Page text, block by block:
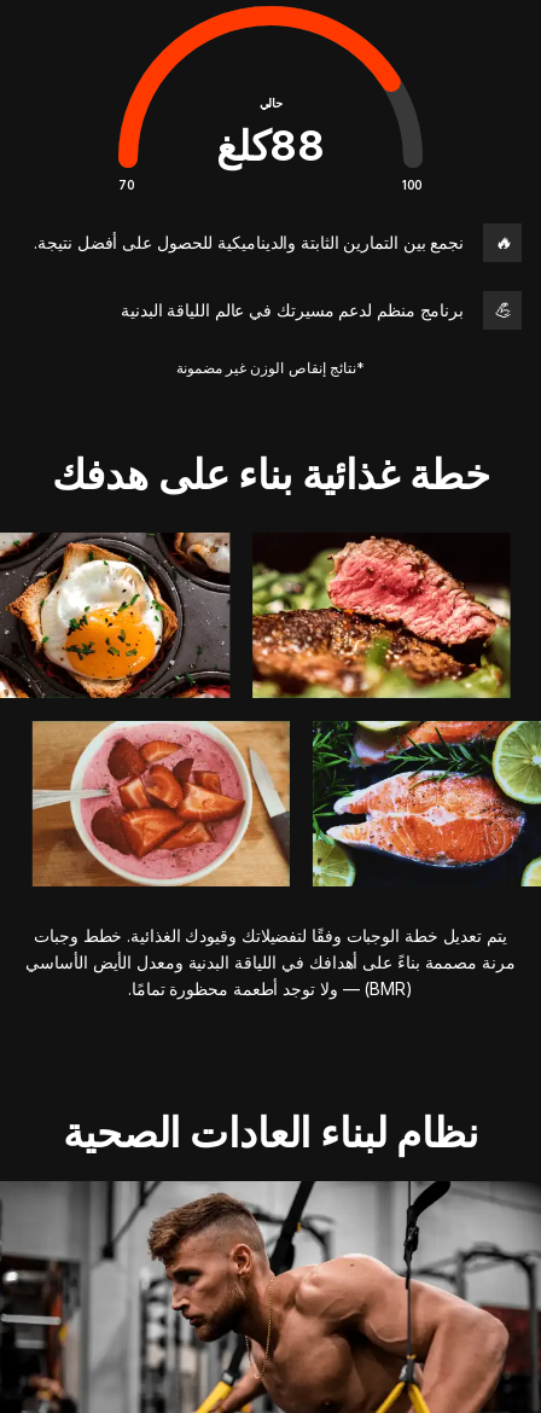
حالي
88كلغ
100
70
🔥 نجمع بين التمارين الثابتة والديناميكية للحصول على أفضل نتيجة.
💪 برنامج منظم لدعم مسيرتك في عالم اللياقة البدنية
*نتائج إنقاص الوزن غير مضمونة
خطة غذائية بناء على هدفك
يتم تعديل خطة الوجبات وفقًا لتفضيلاتك وقيودك الغذائية. خطط وجبات
مرنة مصممة بناءً على أهدافك في اللياقة البدنية ومعدل الأيض الأساسي
(BMR) — ولا توجد أطعمة محظورة تمامًا.
نظام لبناء العادات الصحية